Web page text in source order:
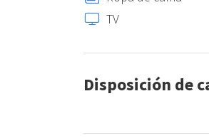
TV
Disposición de